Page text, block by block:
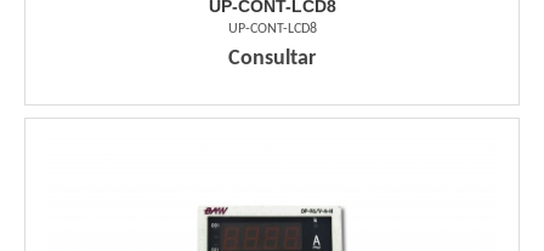
UP-CONT-LCD8
UP-CONT-LCD8
Consultar